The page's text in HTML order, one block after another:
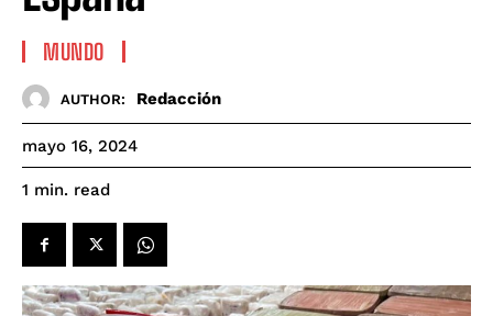
MUNDO
AUTHOR: Redacción
mayo 16, 2024
1 min. read